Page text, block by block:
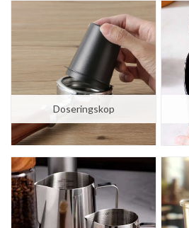
Jura Claris White vandfilter (CMF002)
kr. 89,00
kr. 79,00
kr.
kr.
Doseringskop